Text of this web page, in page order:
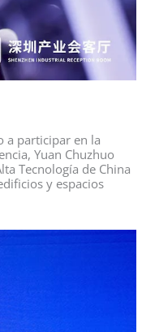
a participar en la
Yuan Chuzhuo
Tecnología de China
y espacios